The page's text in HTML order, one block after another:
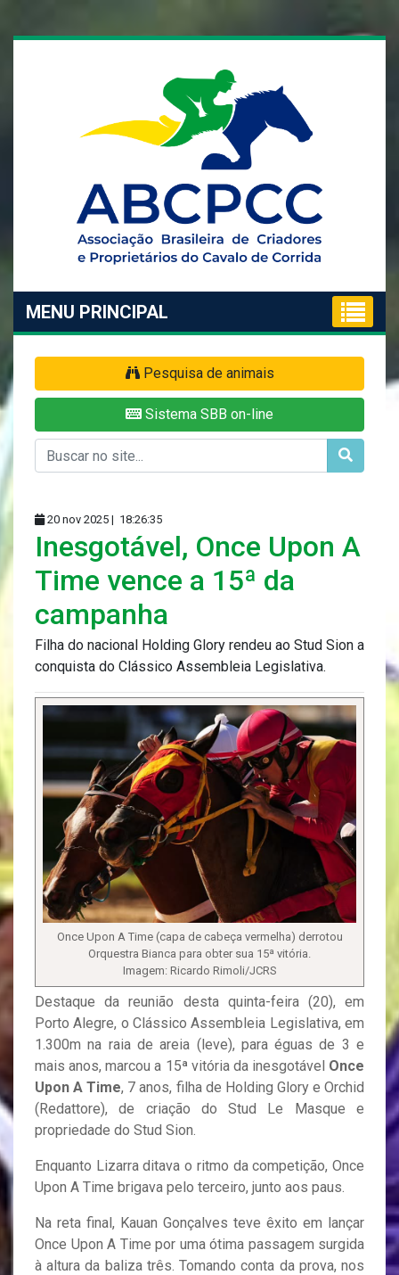
MENU PRINCIPAL
Pesquisa de animais
Sistema SBB on-line
20 nov 2025 | 18:26:35
Inesgotável, Once Upon A
Time vence a 15ª da
campanha
Filha do nacional Holding Glory rendeu ao Stud Sion a
conquista do Clássico Assembleia Legislativa.
Once Upon A Time (capa de cabeça vermelha) derrotou
Orquestra Bianca para obter sua 15ª vitória.
Imagem: Ricardo Rimoli/JCRS
Destaque da reunião desta quinta-feira (20), em
Porto Alegre, o Clássico Assembleia Legislativa, em
1.300m na raia de areia (leve), para éguas de 3 e
mais anos, marcou a 15ª vitória da inesgotável Once
Upon A Time, 7 anos, filha de Holding Glory e Orchid
(Redattore), de criação do Stud Le Masque e
propriedade do Stud Sion.
Enquanto Lizarra ditava o ritmo da competição, Once
Upon A Time brigava pelo terceiro, junto aos paus.
Na reta final, Kauan Gonçalves teve êxito em lançar
Once Upon A Time por uma ótima passagem surgida
à altura da baliza três. Tomando conta da prova, nos